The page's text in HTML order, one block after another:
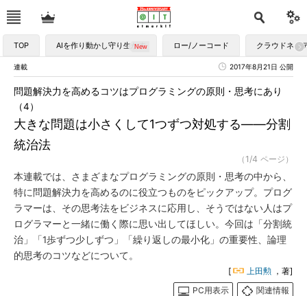
TOP AIを作り動かし守り生かす ロー/ノーコード クラウドネイ
連載 2017年8月21日 公開
大きな問題は小さくして1つずつ対処する――分割
統治法
問題解決力を高めるコツはプログラミングの原則・思考にあり
（4）
（1/4 ページ）
本連載では、さまざまなプログラミングの原則・思考の中から、
特に問題解決力を高めるのに役立つものをピックアップ。プログ
ラマーは、その思考法をビジネスに応用し、そうではない人はプ
ログラマーと一緒に働く際に思い出してほしい。今回は「分割統
治」「1歩ずつ少しずつ」「繰り返しの最小化」の重要性、論理
的思考のコツなどについて。
[ 上田勲 ，著]
PC用表示
関連情報